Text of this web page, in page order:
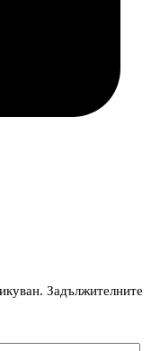
Задължителните